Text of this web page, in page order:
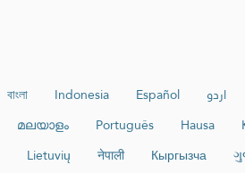
اردو Español
Indonesia
বাংলা
Hausa
Português
മലയാളം
Кыргызча
नेपाली
Lietuvių